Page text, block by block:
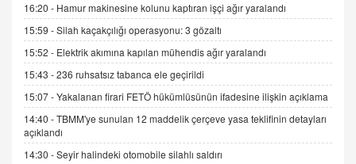
SEHER EREK
Kış Ayları Geldi, Hangi Önlemler Alınmalı?
9.12.2025 10:11
İNCİ GÜL AKÖL
Trump Keşke Adana'yı da Ziyaret Etse...
06.07.2026 13:00
16:20 - Hamur makinesine kolunu kaptıran işçi ağır yaralandı
15:59 -Silah kaçakçılığı operasyonu: 3 gözaltı
15:52 - Elektrik akımına kapılan mühendis ağır yaralandı
15:43 -236 ruhsatsız tabanca ele geçirildi
15:07 -Yakalanan firari FETÖ hükümlüsünün ifadesine ilişkin açıklama
14:40 -TBMM'ye sunulan 12 maddelik çerçeve yasa teklifinin detayları
açıklandı
14:30 -Seyir halindeki otomobile silahlı saldırı